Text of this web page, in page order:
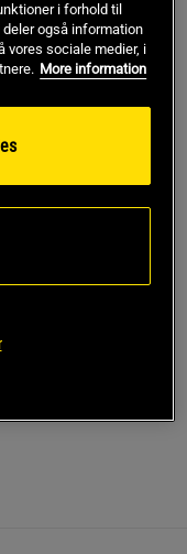
Få besked når
giver dig
i forhold til
også information
vores sociale medier, i
More information